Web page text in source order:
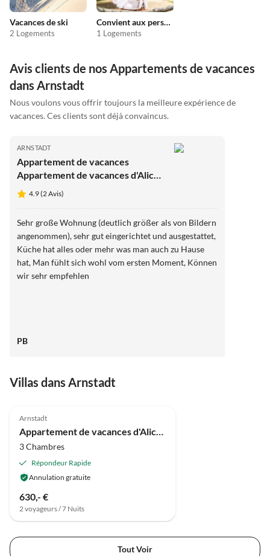
Vacances de ski
2 Logements
Convient aux personnes allergiques
1 Logements
Avis clients de nos Appartements de vacances
dans Arnstadt
Nous voulons vous offrir toujours la meilleure expérience de
vacances. Ces clients sont déjà convaincus.
ARNSTADT
Appartement de vacances
Appartement de vacances d'Alice
2
4.9 (2 Avis)
Sehr große Wohnung (deutlich größer als von Bildern
angenommen), sehr gut eingerichtet und ausgestattet,
Küche hat alles oder mehr was man auch zu Hause
hat, Man fühlt sich wohl vom ersten Moment, Können
wir sehr empfehlen
PB
Villas dans Arnstadt
Arnstadt
Appartement de vacances d'Alice 2
3 Chambres
Répondeur Rapide
Annulation gratuite
630,- €
2 voyageurs / 7 Nuits
Tout Voir